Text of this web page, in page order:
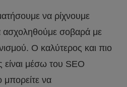
να ρίχνουμε
ασχοληθούμε σοβαρά με
Ο καλύτερος και πιο
μέσω του SEO
να